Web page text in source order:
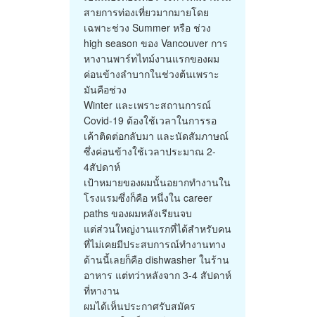
สายการท่องเที่ยวมากมายโดย
เฉพาะช่วง Summer หรือ ช่วง
high season ของ Vancouver การ
หางานพาร์ทไทม์งานแรกของผม
ค่อนข้างลำบากในช่วงต้นเพราะ
มันคือช่วง
Winter และเพราะสถานการณ์
Covid-19 ต้องใช้เวลาในการรอ
เค้าติดต่อกลับมา และนัดสัมภาษณ์
ซึ่งค่อนข้างใช้เวลาประมาณ 2-
4สัปดาห์
เป้าหมายของผมนั้นอยากทำงานใน
โรงแรมซึ่งก็คือ หนึ่งใน career
paths ของผมหลังเรียนจบ
แต่ส่วนใหญ่งานแรกที่ได้สำหรับคน
ที่ไม่เคยมีประสบการณ์ทำงานทาง
ด้านนี้เลยก็คือ dishwasher ในร้าน
อาหาร แต่ทว่าหลังจาก 3-4 สัปดาห์
ที่หางาน
ผมได้เห็นประกาศรับสมัคร